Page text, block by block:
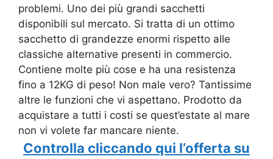
problemi. Uno dei più grandi sacchetti
disponibili sul mercato. Si tratta di un ottimo
sacchetto di grandezze enormi rispetto alle
classiche alternative presenti in commercio.
Contiene molte più cose e ha una resistenza
fino a 12KG di peso! Non male vero? Tantissime
altre le funzioni che vi aspettano. Prodotto da
acquistare a tutti i costi se quest’estate al mare
non vi volete far mancare niente.
Controlla cliccando qui l’offerta su